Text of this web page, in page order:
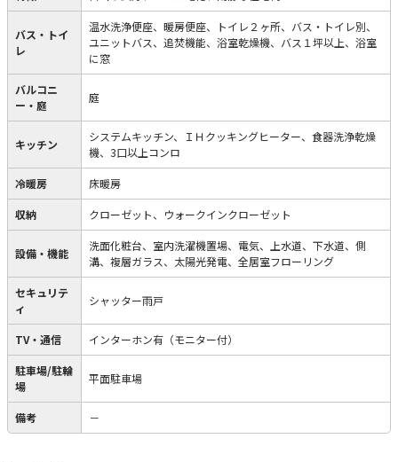
バス・トイ
レ
温水洗浄便座、暖房便座、トイレ２ヶ所、バス・トイレ別、
ユニットバス、追焚機能、浴室乾燥機、バス１坪以上、浴室
に窓
バルコニ
ー・庭
庭
キッチン
システムキッチン、ＩＨクッキングヒーター、食器洗浄乾燥
機、3口以上コンロ
冷暖房 床暖房
収納 クローゼット、ウォークインクローゼット
設備・機能
洗面化粧台、室内洗濯機置場、電気、上水道、下水道、側
溝、複層ガラス、太陽光発電、全居室フローリング
セキュリテ
ィ
シャッター雨戸
TV・通信 インターホン有（モニター付）
駐車場/駐輪
場
平面駐車場
備考 －